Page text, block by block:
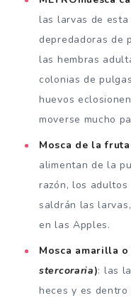
las larvas de esta
depredadoras de
las hembras
colonias de
huevos
moverse mucho
Mosca de la fruta
alimentan de la
razón, los
saldrán las
en las Apples.
Mosca amarilla
stercoraria): las
heces y es